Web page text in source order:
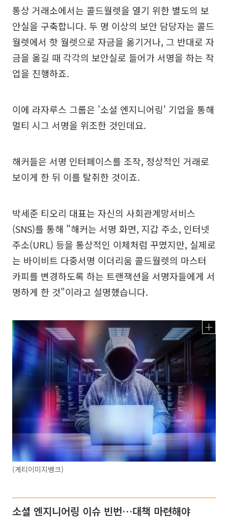
통상 거래소에서는 콜드월렛을 열기 위한 별도의 보
안실을 구축합니다. 두 명 이상의 보안 담당자는 콜드
월렛에서 핫 월렛으로 자금을 옮기거나, 그 반대로 자
금을 옮길 때 각각의 보안실로 들어가 서명을 하는 작
업을 진행하죠.
이에 라자루스 그룹은 '소셜 엔지니어링' 기업을 통해
멀티 시그 서명을 위조한 것인데요.
해커들은 서명 인터페이스를 조작, 정상적인 거래로
보이게 한 뒤 이를 탈취한 것이죠.
박세준 티오리 대표는 자신의 사회관계망서비스
(SNS)를 통해 "해커는 서명 화면, 지갑 주소, 인터넷
주소(URL) 등을 통상적인 이체처럼 꾸몄지만, 실제로
는 바이비트 다중서명 이더리움 콜드월렛의 마스터
카피를 변경하도록 하는 트랜잭션을 서명자들에게 서
명하게 한 것"이라고 설명했습니다.
(게티이미지뱅크)
소셜 엔지니어링 이슈 빈번…대책 마련해야